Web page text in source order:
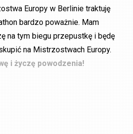
Europy w Berlinie traktuję
bardzo poważnie. Mam
na tym biegu przepustkę i będę
na Mistrzostwach Europy.
i życzę powodzenia!